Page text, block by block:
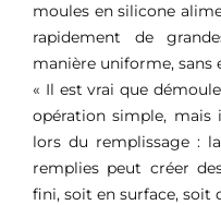
moules en silicone
rapidement de
manière uniforme, sans
« Il est vrai que
opération simple,
lors du remplissage :
remplies peut créer
fini, soit en surface, soit